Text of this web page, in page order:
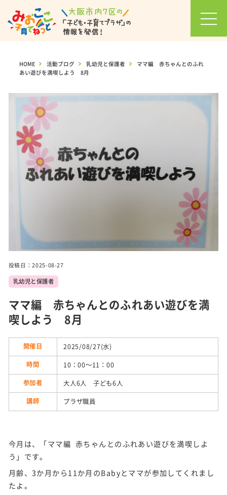
カレ
セミ
実施
トピ
ス
施設
紹介
HOME > 活動ブログ > 乳幼児と保護者 >
ママ編 赤ちゃんとのふれ
あい遊びを満喫しよう 8月
投稿日：2025-08-27
乳幼児と保護者
ママ編 赤ちゃんとのふれあい遊びを満
喫しよう 8月
開催日
2025/08/27(水)
時間
10：00～11：00
参加者
大人6人 子ども6人
講師
プラザ職員
今月は、「ママ編 赤ちゃんとのふれあい遊びを満喫しよ
う」です。
月齢、3か月から11か月のBabyとママが参加してくれまし
たよ。